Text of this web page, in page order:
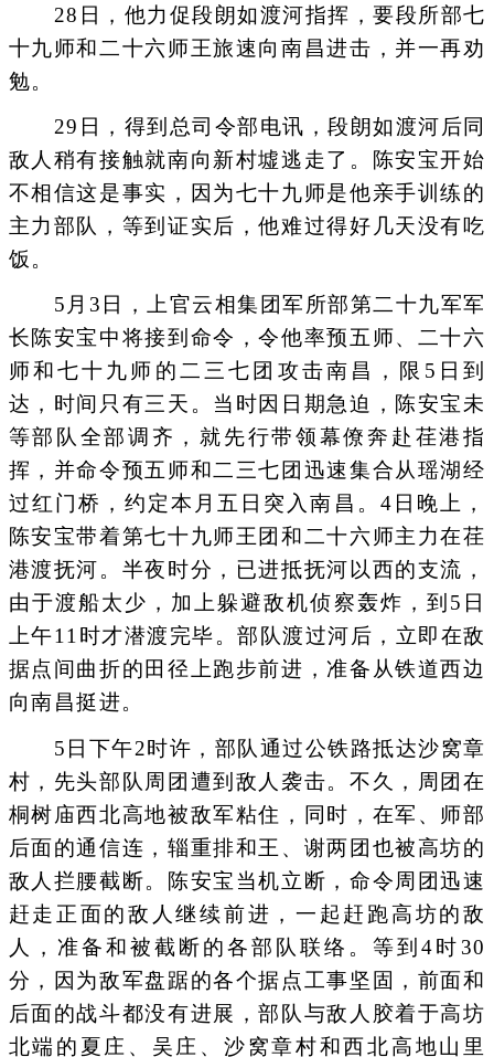
28日，他力促段朗如渡河指挥，要段所部七
十九师和二十六师王旅速向南昌进击，并一再劝
勉。
29日，得到总司令部电讯，段朗如渡河后同
敌人稍有接触就南向新村墟逃走了。陈安宝开始
不相信这是事实，因为七十九师是他亲手训练的
主力部队，等到证实后，他难过得好几天没有吃
饭。
5月3日，上官云相集团军所部第二十九军军
长陈安宝中将接到命令，令他率预五师、二十六
师和七十九师的二三七团攻击南昌，限5日到
达，时间只有三天。当时因日期急迫，陈安宝未
等部队全部调齐，就先行带领幕僚奔赴荏港指
挥，并命令预五师和二三七团迅速集合从瑶湖经
过红门桥，约定本月五日突入南昌。4日晚上，
陈安宝带着第七十九师王团和二十六师主力在荏
港渡抚河。半夜时分，已进抵抚河以西的支流，
由于渡船太少，加上躲避敌机侦察轰炸，到5日
上午11时才潜渡完毕。部队渡过河后，立即在敌
据点间曲折的田径上跑步前进，准备从铁道西边
向南昌挺进。
5日下午2时许，部队通过公铁路抵达沙窝章
村，先头部队周团遭到敌人袭击。不久，周团在
桐树庙西北高地被敌军粘住，同时，在军、师部
后面的通信连，辎重排和王、谢两团也被高坊的
敌人拦腰截断。陈安宝当机立断，命令周团迅速
赶走正面的敌人继续前进，一起赶跑高坊的敌
人，准备和被截断的各部队联络。等到4时30
分，因为敌军盘踞的各个据点工事坚固，前面和
后面的战斗都没有进展，部队与敌人胶着于高坊
北端的夏庄、吴庄、沙窝章村和西北高地山里